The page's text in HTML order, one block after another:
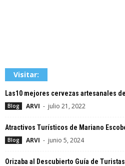
Visitar:
Las10 mejores cervezas artesanales
Blog ARVI - julio 21, 2022
Atractivos Turísticos de Mariano
Blog ARVI - junio 5, 2024
Orizaba al Descubierto Guía de Turistas